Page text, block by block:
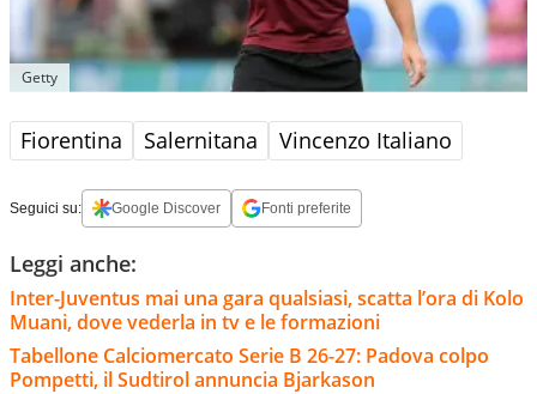
Getty
Fiorentina Salernitana Vincenzo Italiano
Seguici su: Google Discover Fonti preferite
Leggi anche:
Inter-Juventus mai una gara qualsiasi, scatta l’ora di Kolo
Muani, dove vederla in tv e le formazioni
Tabellone Calciomercato Serie B 26-27: Padova colpo
Pompetti, il Sudtirol annuncia Bjarkason